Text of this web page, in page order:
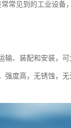
常见到的工业设
、装配和安装，可
度高，无锈蚀，无